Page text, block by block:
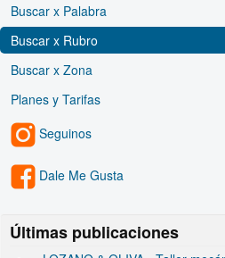
Buscar x Palabra
Buscar x Rubro
Buscar x Zona
Planes y Tarifas
Seguinos
Dale Me Gusta
Últimas publicaciones